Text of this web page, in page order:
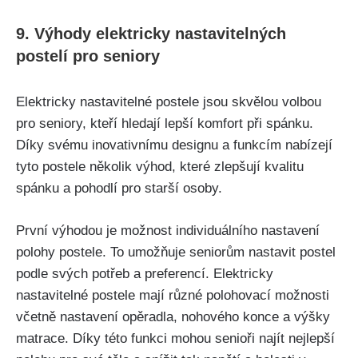
9. Výhody elektricky nastavitelných
postelí pro seniory
Elektricky nastavitelné postele jsou skvělou volbou
pro seniory, kteří hledají lepší komfort při spánku.
Díky svému inovativnímu designu a funkcím nabízejí
tyto postele několik výhod, které zlepšují kvalitu
spánku a pohodlí pro starší osoby.
První výhodou je možnost individuálního nastavení
polohy postele. To umožňuje seniorům nastavit postel
podle svých potřeb a preferencí. Elektricky
nastavitelné postele mají různé polohovací možnosti
včetně nastavení opěradla, nohového konce a výšky
matrace. Díky této funkci mohou senioři najít nejlepší